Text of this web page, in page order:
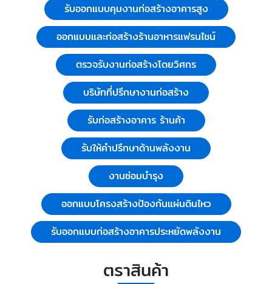
รับออกแบบคุมงานก่อสร้างอาคารสูง
ออกแบบและก่อสร้างร้านอาหารแฟรนไชน์
ตรวจรับงานก่อสร้างโดยวิศกร
บริษัทที่ปรึกษางานก่อสร้าง
รับก่อสร้างอาคาร ร้านค้า
รับให้คำปรึกษาด้านพลังงาน
งานซ่อมบำรุง
ออกแบบโครงสร้างป้องกันแผ่นดินไหว
รับออกแบบก่อสร้างอาคารประหยัดพลังงาน
ตราสินค้า